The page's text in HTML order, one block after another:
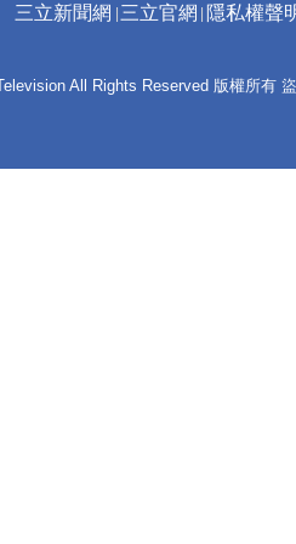
三立新聞網 三立官網 隱私權聲
All Rights Reserved 版權所有